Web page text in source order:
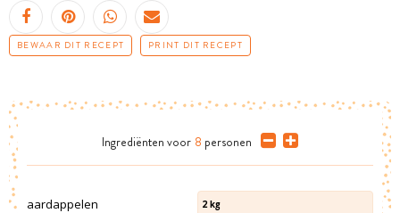
BEWAAR DIT RECEPT PRINT DIT RECEPT
Ingrediënten voor 8 personen
aardappelen 2 kg